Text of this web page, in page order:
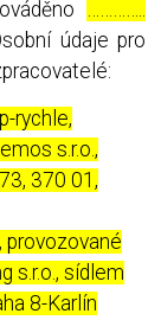
údaje pro
rychle,
s.r.o.,
370 01,
provozované
s.r.o., sídlem
8-Karlín